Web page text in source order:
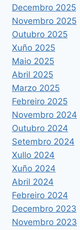
Decembro 2025
Novembro 2025
Outubro 2025
Xuño 2025
Maio 2025
Abril 2025
Marzo 2025
Febreiro 2025
Novembro 2024
Outubro 2024
Setembro 2024
Xullo 2024
Xuño 2024
Abril 2024
Febreiro 2024
Decembro 2023
Novembro 2023